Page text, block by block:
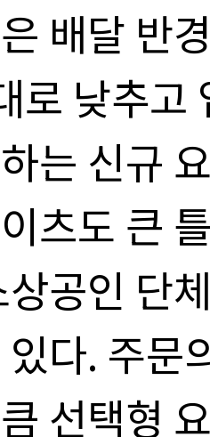
배달 반
로 낮추고
는 신규
츠도 큰
공인 단
다. 주문
선택형